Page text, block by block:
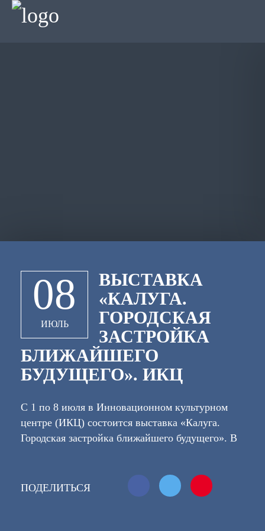
08
ИЮЛЬ
ВЫСТАВКА
«КАЛУГА.
ГОРОДСКАЯ
ЗАСТРОЙКА
БЛИЖАЙШЕГО
БУДУЩЕГО». ИКЦ
С 1 по 8 июля в Инновационном культурном
центре (ИКЦ) состоится выставка «Калуга.
Городская застройка ближайшего будущего». В
выглядит современное городское жилье по
мнению ведущих архитекторов? Что важнее —
ПОДЕЛИТЬСЯ